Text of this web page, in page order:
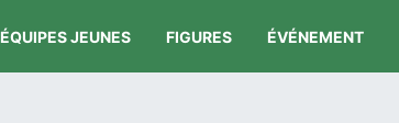
ÉQUIPES JEUNES FIGURES ÉVÉNEMENT